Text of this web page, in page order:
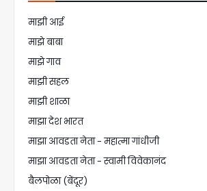
माझी आई
माझे बाबा
माझे गाव
माझी सहल
माझी शाळा
माझा देश भारत
माझा आवडता नेता - महात्मा गांधीजी
माझा आवडता नेता - स्वामी विवेकानंद
बैलपोळा (बेंदूर)